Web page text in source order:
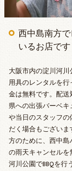
西中島南方
いるお店です
大阪市内の淀川河
用具のレンタルを
金は無料です。配
県への出張バーベ
や当日のスタッフ
だく場合もござい
方のために、西中
の雨天キャンセル
河川公園でBBQを